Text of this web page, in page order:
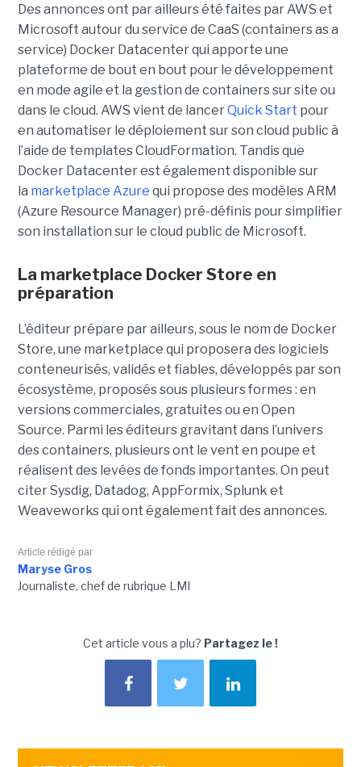
Des annonces ont par ailleurs été faites par AWS et
Microsoft autour du service de CaaS (containers as a
service) Docker Datacenter qui apporte une
plateforme de bout en bout pour le développement
en mode agile et la gestion de containers sur site ou
dans le cloud. AWS vient de lancerQuick Start pour
en automatiser le déploiement sur son cloud public à
l’aide de templates CloudFormation. Tandis que
Docker Datacenter est également disponible sur
la marketplace Azure qui propose des modèles ARM
(Azure Resource Manager) pré-définis pour simplifier
son installation sur le cloud public de Microsoft.
La marketplace Docker Store en
préparation
L’éditeur prépare par ailleurs, sous le nom de Docker
Store, une marketplace qui proposera des logiciels
conteneurisés, validés et fiables, développés par son
écosystème, proposés sous plusieurs formes : en
versions commerciales, gratuites ou en Open
Source. Parmi les éditeurs gravitant dans l’univers
des containers, plusieurs ont le vent en poupe et
réalisent des levées de fonds importantes. On peut
citer Sysdig, Datadog, AppFormix, Splunk et
Weaveworks qui ont également fait des annonces.
Article rédigé par
Maryse Gros
Journaliste, chef de rubrique LMI
Cet article vous a plu? Partagez le !